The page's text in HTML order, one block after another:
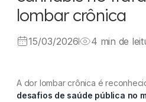
lombar crônica
15/03/2026 4 min de
A dor lombar crônica é
desafios de saúde pública no